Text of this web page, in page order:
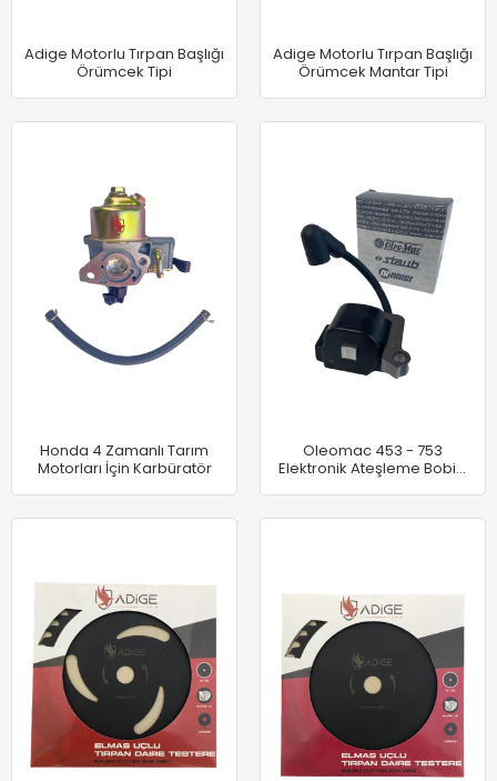
Adige Motorlu Tırpan Başlığı
Örümcek Tipi
Adige Motorlu Tırpan Başlığı
Örümcek Mantar Tipi
Honda 4 Zamanlı Tarım
Motorları İçin Karbüratör
Oleomac 453 - 753
Elektronik Ateşleme Bobini